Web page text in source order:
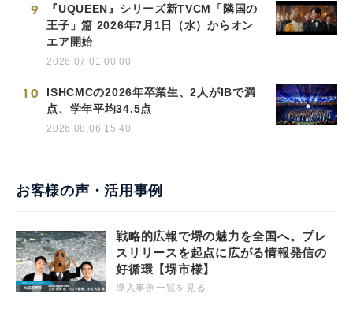
9
『UQUEEN』シリーズ新TVCM「隣国の
王子」篇 2026年7月1日（水）からオン
エア開始
2026.07.01 00:00
10
ISHCMCの2026年卒業生、2人がIBで満
点、学年平均34.5点
2026.08.06 15:40
お客様の声・活用事例
戦略的広報で堺の魅力を全国へ。プレ
スリリースを起点に広がる情報発信の
好循環【堺市様】
導入事例一覧を見る